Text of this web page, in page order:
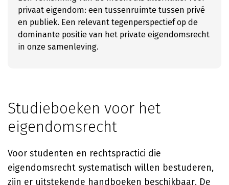
privaat eigendom: een tussenruimte tussen privé
en publiek. Een relevant tegenperspectief op de
dominante positie van het private eigendomsrecht
in onze samenleving.
Studieboeken voor het
eigendomsrecht
Voor studenten en rechtspractici die
eigendomsrecht systematisch willen bestuderen,
zijn er uitstekende handboeken beschikbaar. De